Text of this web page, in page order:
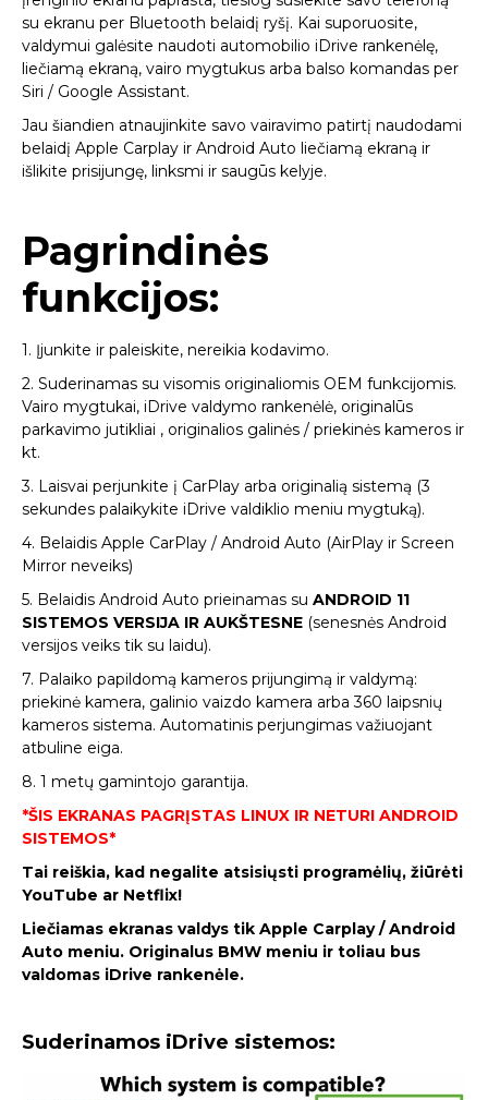
su ekranu per Bluetooth belaidį ryšį. Kai suporuosite,
valdymui galėsite naudoti automobilio iDrive rankenėlę,
liečiamą ekraną, vairo mygtukus arba balso komandas per
Siri / Google Assistant.
Jau šiandien atnaujinkite savo vairavimo patirtį naudodami
belaidį Apple Carplay ir Android Auto liečiamą ekraną ir
išlikite prisijungę, linksmi ir saugūs kelyje.
Pagrindinės
funkcijos:
1. Įjunkite ir paleiskite, nereikia kodavimo.
2. Suderinamas su visomis originaliomis OEM funkcijomis.
Vairo mygtukai, iDrive valdymo rankenėlė, originalūs
parkavimo jutikliai , originalios galinės / priekinės kameros ir
kt.
3. Laisvai perjunkite į CarPlay arba originalią sistemą (3
sekundes palaikykite iDrive valdiklio meniu mygtuką).
4. Belaidis Apple CarPlay / Android Auto (AirPlay ir Screen
Mirror neveiks)
5. Belaidis Android Auto prieinamas su ANDROID 11
SISTEMOS VERSIJA IR AUKŠTESNE (senesnės Android
versijos veiks tik su laidu).
7. Palaiko papildomą kameros prijungimą ir valdymą:
priekinė kamera, galinio vaizdo kamera arba 360 laipsnių
kameros sistema. Automatinis perjungimas važiuojant
atbuline eiga.
8. 1 metų gamintojo garantija.
*ŠIS EKRANAS PAGRĮSTAS LINUX IR NETURI ANDROID
SISTEMOS*
Tai reiškia, kad negalite atsisiųsti programėlių, žiūrėti
YouTube ar Netflix!
Liečiamas ekranas valdys tik Apple Carplay / Android
Auto meniu. Originalus BMW meniu ir toliau bus
valdomas iDrive rankenėle.
Suderinamos iDrive sistemos: